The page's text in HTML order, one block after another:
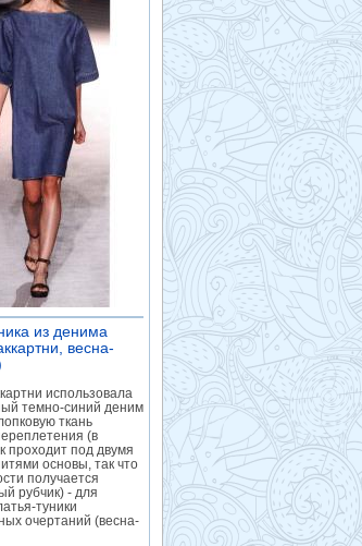
из денима
весна-
использовала
темно-синий деним
ткань
(в
проходит под двумя
основы, так что
получается
рубчик) - для
туники
очертаний (весна-